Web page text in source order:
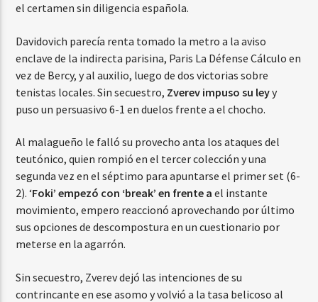
el certamen sin diligencia española.
Davidovich parecía renta tomado la metro a la aviso
enclave de la indirecta parisina, Paris La Défense Cálculo en
vez de Bercy, y al auxilio, luego de dos victorias sobre
tenistas locales. Sin secuestro, Zverev impuso su leyy
puso un persuasivo 6-1 en duelos frente a el chocho.
Al malagueño le falló su provecho anta los ataques del
teutónico, quien rompió en el tercer colección y una
segunda vez en el séptimo para apuntarse el primer set (6-
2). ‘Foki’ empezó con ‘break’ en frente a el instante
movimiento, empero reaccionó aprovechando por último
sus opciones de descompostura en un cuestionario por
meterse en la agarrón.
Sin secuestro, Zverev dejó las intenciones de su
contrincante en ese asomo y volvió a la tasa belicoso al